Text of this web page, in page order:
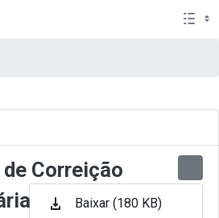
Correição
nº 012-2024
Baixar (180 KB)